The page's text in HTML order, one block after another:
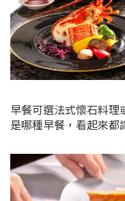
早餐可選法式懷石料
是哪種早餐，看起來都